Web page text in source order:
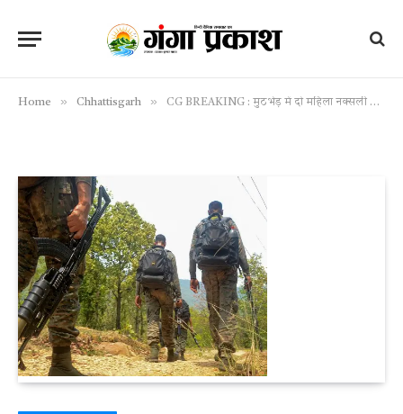
Home » Chhattisgarh » CG BREAKING : मुठभेड़ में दो महिला नक्सली ढेर, अबूझमाड़ के जंगल में ऑपरेशन जारी